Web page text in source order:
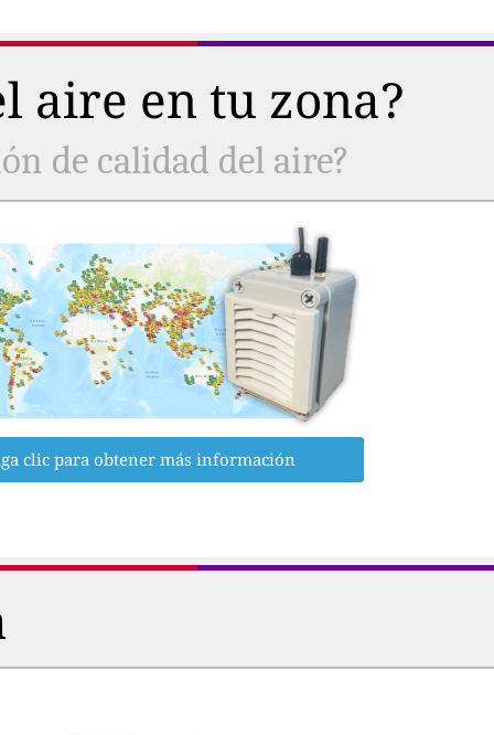
aire en tu zona?
de calidad del aire?
clic para obtener más información